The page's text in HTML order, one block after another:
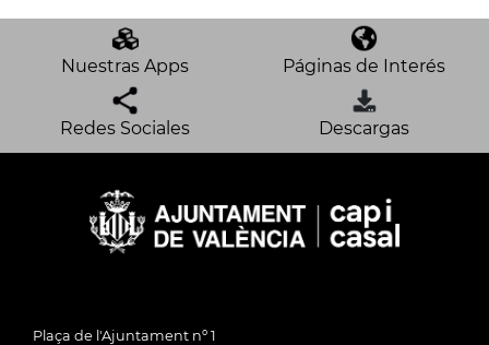
Nuestras Apps Páginas de Interés
Redes Sociales Descargas
Plaça de l'Ajuntament nº 1